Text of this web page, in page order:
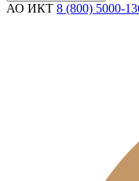
АО ИКТ 8 (800) 5000-